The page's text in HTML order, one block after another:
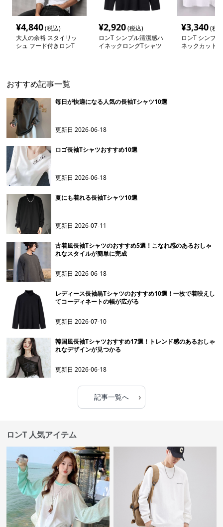
¥4,840(税込)
大人の余裕 スタイリッ
シュ フード付きロンT
¥2,920(税込)
ロンT シンプル清潔感ハ
イネックロングTシャツ
¥3,340(税
ロンT シンプ
ネックカット
おすすめ記事一覧
毎日が快適になる人気の長袖Tシャツ10選
更新日2026-06-18
ロゴ長袖Tシャツおすすめ10選
更新日2026-06-18
夏にも着れる長袖Tシャツ10選
更新日2026-07-11
古着風長袖Tシャツのおすすめ5選！こなれ感のあるおしゃ
れなスタイルが簡単に完成
更新日2026-06-18
レディース長袖黒Tシャツのおすすめ10選！一枚で着映えし
てコーディネートの幅が広がる
更新日2026-07-10
韓国風長袖Tシャツおすすめ17選！トレンド感のあるおしゃ
れなデザインが見つかる
更新日2026-06-18
記事一覧へ ›
ロンT 人気アイテム